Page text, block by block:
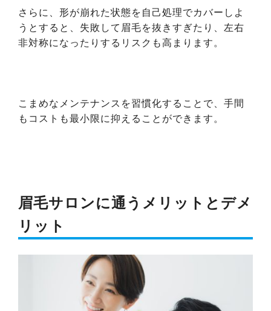
さらに、形が崩れた状態を自己処理でカバーしよ
うとすると、失敗して眉毛を抜きすぎたり、左右
非対称になったりするリスクも高まります。
こまめなメンテナンスを習慣化することで、手間
もコストも最小限に抑えることができます。
眉毛サロンに通うメリットとデメ
リット